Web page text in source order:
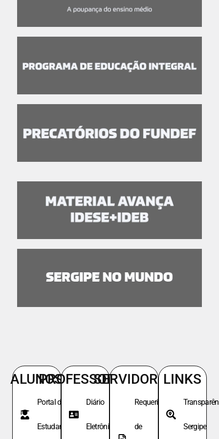
ALUNOS
Portal do
Estudante
PROFESSORES
Diário
Eletrônico
SERVIDORES
Requeri.
de
LINKS
Sergipe